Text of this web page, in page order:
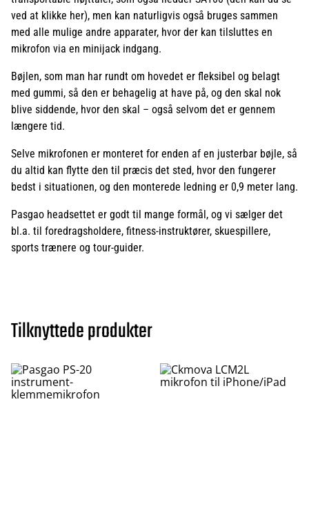
ved at klikke her), men kan naturligvis også bruges sammen
med alle mulige andre apparater, hvor der kan tilsluttes en
mikrofon via en minijack indgang.
Bøjlen, som man har rundt om hovedet er fleksibel og belagt
med gummi, så den er behagelig at have på, og den skal nok
blive siddende, hvor den skal – også selvom det er gennem
længere tid.
Selve mikrofonen er monteret for enden af en justerbar bøjle, så
du altid kan flytte den til præcis det sted, hvor den fungerer
bedst i situationen, og den monterede ledning er 0,9 meter lang.
Pasgao headsettet er godt til mange formål, og vi sælger det
bl.a. til foredragsholdere, fitness-instruktører, skuespillere,
sports trænere og tour-guider.
Tilknyttede produkter